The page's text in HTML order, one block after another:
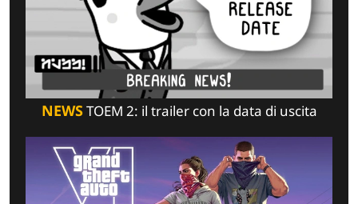
NEWSTOEM 2: il trailer con la data di uscita